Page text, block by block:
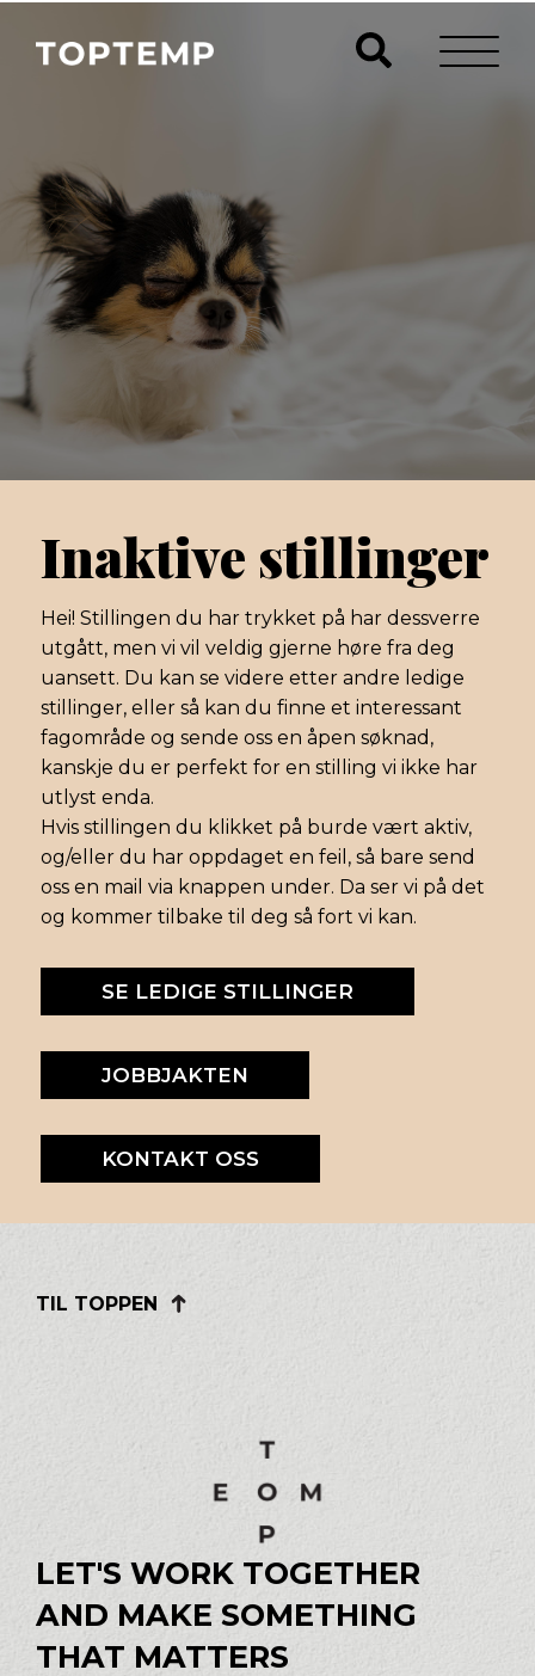
Inaktive stillinger
Hei! Stillingen du har trykket på har dessverre
utgått, men vi vil veldig gjerne høre fra deg
uansett. Du kan se videre etter andre ledige
stillinger, eller så kan du finne et interessant
fagområde og sende oss en åpen søknad,
kanskje du er perfekt for en stilling vi ikke har
utlyst enda.
Hvis stillingen du klikket på burde vært aktiv,
og/eller du har oppdaget en feil, så bare send
oss en mail via knappen under. Da ser vi på det
og kommer tilbake til deg så fort vi kan.
SE LEDIGE STILLINGER
JOBBJAKTEN
KONTAKT OSS
TIL TOPPEN
LET'S WORK TOGETHER
AND MAKE SOMETHING
THAT MATTERS